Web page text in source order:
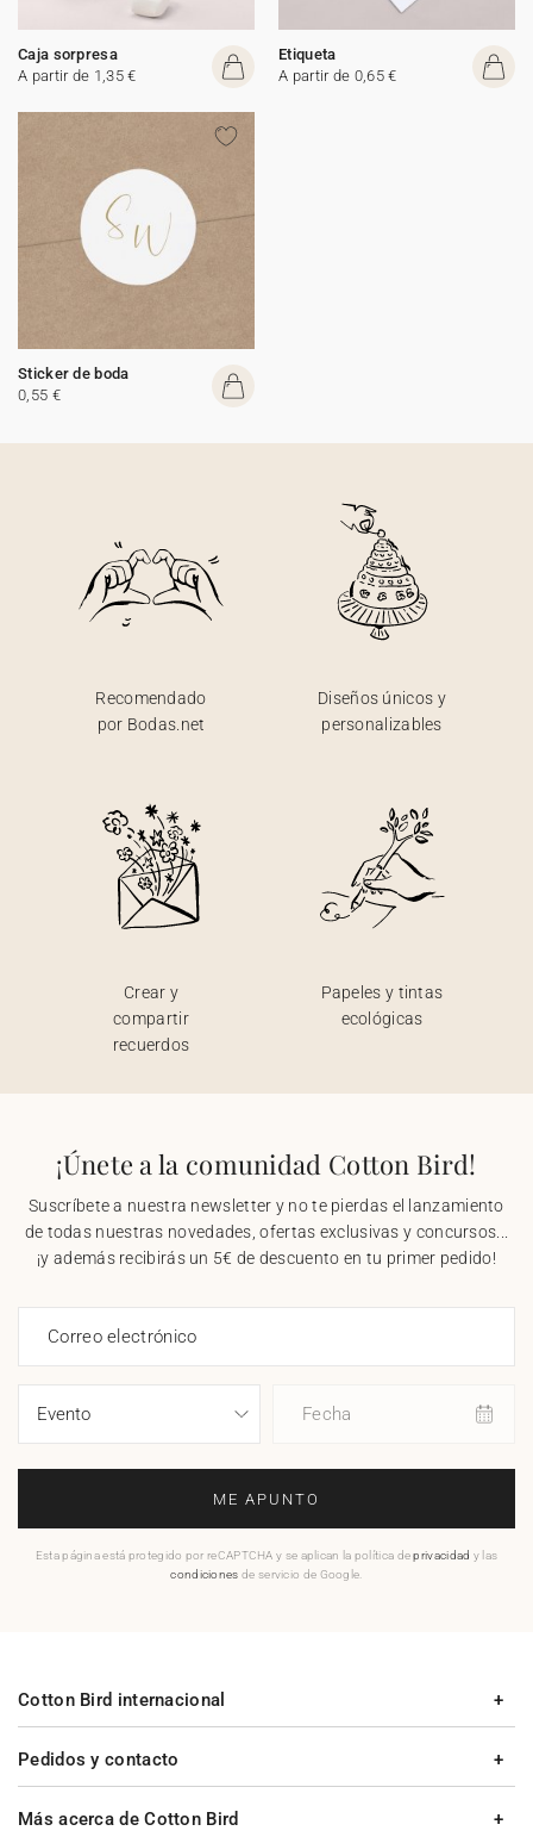
Caja sorpresa
A partir de 1,35 €
Etiqueta
A partir de 0,65 €
Sticker de boda
0,55 €
Recomendado
por Bodas.net
Diseños únicos y
personalizables
Crear y
compartir
recuerdos
Papeles y tintas
ecológicas
¡Únete a la comunidad Cotton Bird!
Suscríbete a nuestra newsletter y no te pierdas el lanzamiento
de todas nuestras novedades, ofertas exclusivas y concursos...
¡y además recibirás un 5€ de descuento en tu primer pedido!
Correo electrónico
Fecha
ME APUNTO
Esta página está protegido por reCAPTCHA y se aplican la política deprivacidad y las
condiciones de servicio de Google.
Pedidos y contacto
Más acerca de Cotton Bird
Cotton Bird internacional